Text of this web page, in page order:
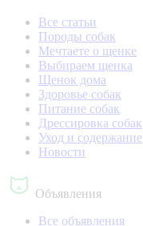
Все статьи
Породы собак
Мечтаете о щенке
Выбираем щенка
Щенок дома
Здоровье собак
Питание собак
Дрессировка собак
Уход и содержание
Новости
Объявления
Все объявления